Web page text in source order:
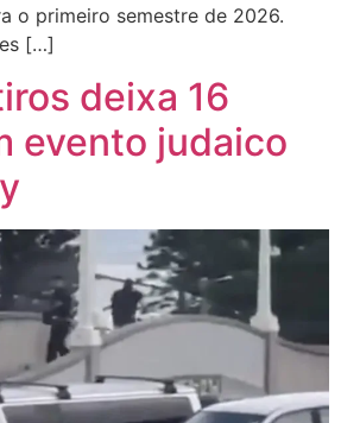
o primeiro semestre de 2026.
[…]
deixa 16
evento judaico